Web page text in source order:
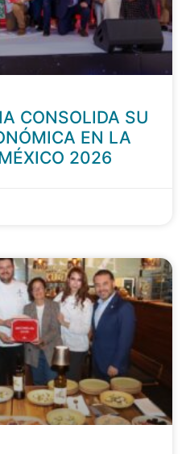
CONSOLIDA SU
EN LA
2026